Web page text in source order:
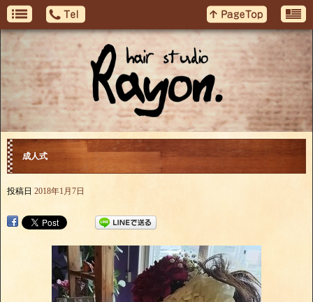
成人式
投稿日 2018年1月7日